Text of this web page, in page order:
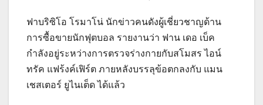
ฟาบริซิโอ โรมาโน่ นักข่าวคนดังผู้เชี่ยวชาญด้าน
การซื้อขายนักฟุตบอล รายงานว่า ฟาน เดอ เบ็ค
กำลังอยู่ระหว่างการตรวจร่างกายกับสโมสร ไอน์
ทรัค แฟร้งค์เฟิร์ต ภายหลังบรรลุข้อตกลงกับ แมน
เชสเตอร์ ยูไนเต็ด ได้แล้ว